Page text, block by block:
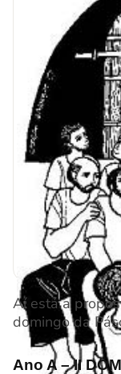
Aí está a
domingo da
Ano A – II